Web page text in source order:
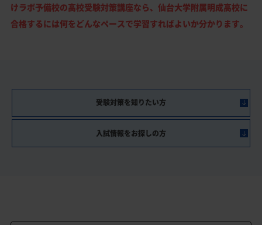
けラボ予備校の高校受験対策講座なら、仙台大学附属明成高校に
合格するには何をどんなペースで学習すればよいか分かります。
受験対策を知りたい方
入試情報をお探しの方